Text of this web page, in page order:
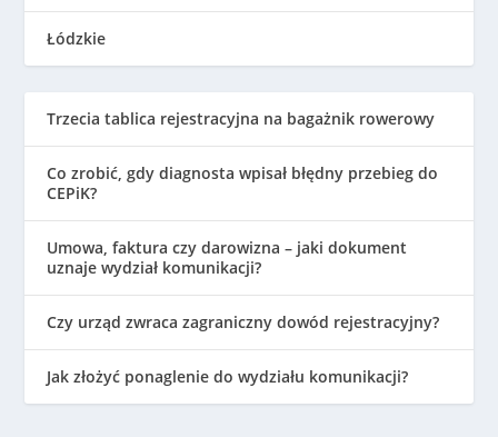
Łódzkie
Trzecia tablica rejestracyjna na bagażnik rowerowy
Co zrobić, gdy diagnosta wpisał błędny przebieg do
CEPiK?
Umowa, faktura czy darowizna – jaki dokument
uznaje wydział komunikacji?
Czy urząd zwraca zagraniczny dowód rejestracyjny?
Jak złożyć ponaglenie do wydziału komunikacji?